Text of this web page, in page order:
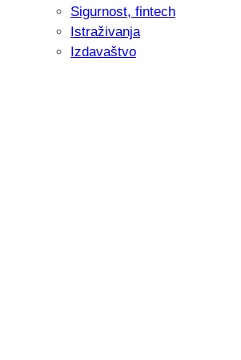
Sigurnost, fintech
Istraživanja
Izdavaštvo